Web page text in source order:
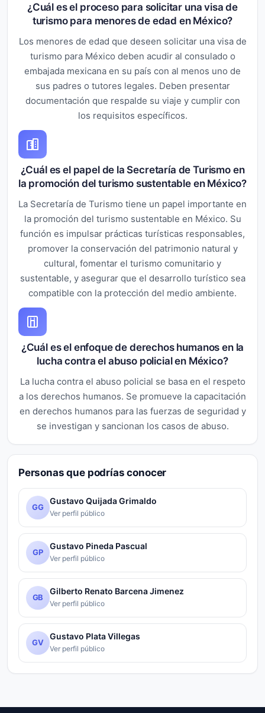
¿Cuál es el proceso para solicitar una visa de
turismo para menores de edad en México?
Los menores de edad que deseen solicitar una visa de
turismo para México deben acudir al consulado o
embajada mexicana en su país con al menos uno de
sus padres o tutores legales. Deben presentar
documentación que respalde su viaje y cumplir con
los requisitos específicos.
¿Cuál es el papel de la Secretaría de Turismo en
la promoción del turismo sustentable en México?
La Secretaría de Turismo tiene un papel importante en
la promoción del turismo sustentable en México. Su
función es impulsar prácticas turísticas responsables,
promover la conservación del patrimonio natural y
cultural, fomentar el turismo comunitario y
sustentable, y asegurar que el desarrollo turístico sea
compatible con la protección del medio ambiente.
¿Cuál es el enfoque de derechos humanos en la
lucha contra el abuso policial en México?
La lucha contra el abuso policial se basa en el respeto
a los derechos humanos. Se promueve la capacitación
en derechos humanos para las fuerzas de seguridad y
se investigan y sancionan los casos de abuso.
Personas que podrías conocer
GG
Gustavo Quijada Grimaldo
Ver perfil público
GP
Gustavo Pineda Pascual
Ver perfil público
GB
Gilberto Renato Barcena Jimenez
Ver perfil público
GV
Gustavo Plata Villegas
Ver perfil público